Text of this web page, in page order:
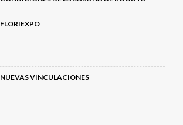
FLORIEXPO
NUEVAS VINCULACIONES